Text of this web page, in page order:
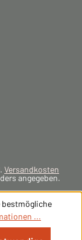
Versandkosten
angegeben.
bestmögliche
...